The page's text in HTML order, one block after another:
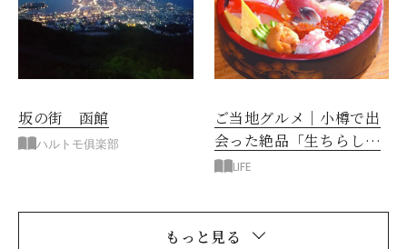
坂の街 函館
ハルトモ俱楽部
ご当地グルメ｜小樽で出
会った絶品「生ちらし寿
司」
LIFE
もっと見る